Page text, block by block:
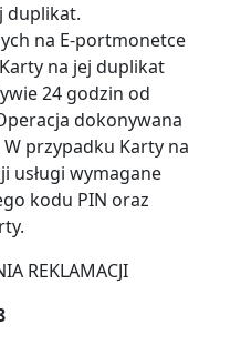
duplikat.
na E-portmonetce
na jej duplikat
24 godzin od
dokonywana
W przypadku Karty na
usługi wymagane
kodu PIN oraz
REKLAMACJI